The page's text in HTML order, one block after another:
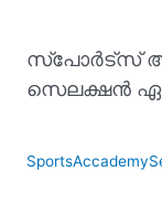
സ്പോർട്‌സ്
സെലക്ഷൻ